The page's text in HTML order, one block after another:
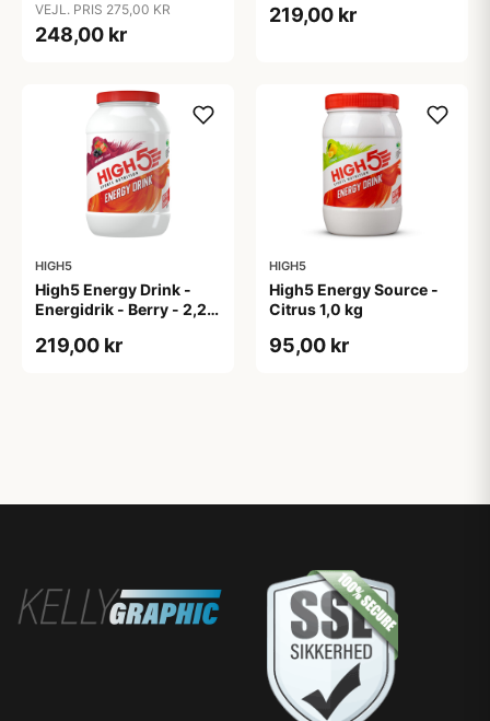
VEJL. PRIS 275,00 KR
248,00 kr
219,00 kr
HIGH5
High5 Energy Drink -
Energidrik - Berry - 2,2
219,00 kr
HIGH5
High5 Energy Source -
Citrus 1,0 kg
95,00 kr